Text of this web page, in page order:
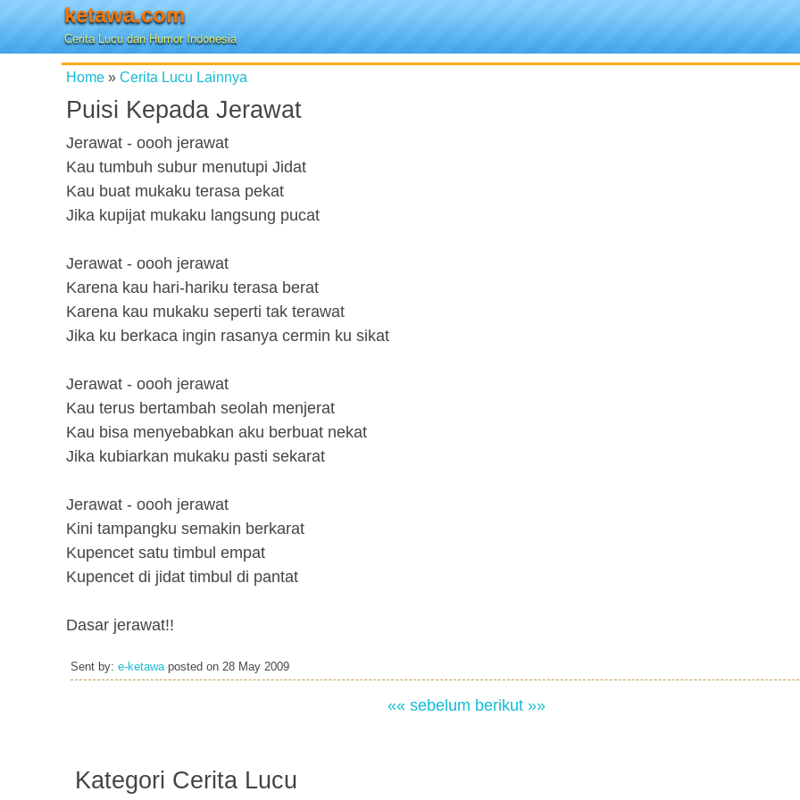
ketawa.com
Cerita Lucu dan Humor Indonesia
Home » Cerita Lucu Lainnya
Puisi Kepada Jerawat
Jerawat - oooh jerawat
Kau tumbuh subur menutupi Jidat
Kau buat mukaku terasa pekat
Jika kupijat mukaku langsung pucat
Jerawat - oooh jerawat
Karena kau hari-hariku terasa berat
Karena kau mukaku seperti tak terawat
Jika ku berkaca ingin rasanya cermin ku sikat
Jerawat - oooh jerawat
Kau terus bertambah seolah menjerat
Kau bisa menyebabkan aku berbuat nekat
Jika kubiarkan mukaku pasti sekarat
Jerawat - oooh jerawat
Kini tampangku semakin berkarat
Kupencet satu timbul empat
Kupencet di jidat timbul di pantat
Dasar jerawat!!
Sent by: e-ketawaposted on 28 May 2009
«« sebelum berikut »»
Kategori Cerita Lucu